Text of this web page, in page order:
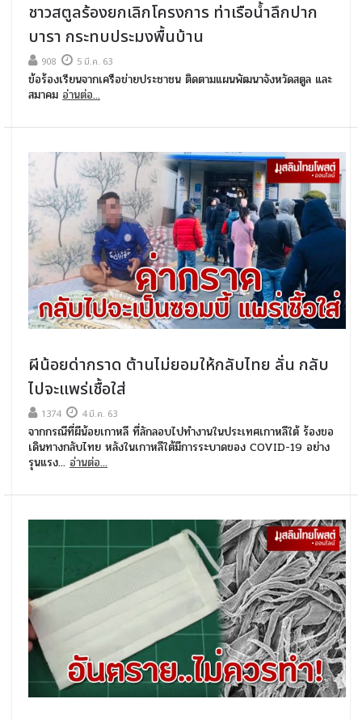
ชาวสตูลร้องยกเลิกโครงการ ท่าเรือน้ำลึกปาก
บารา กระทบประมงพื้นบ้าน
908 5 มี.ค. 63
ข้อร้องเรียนจากเครือข่ายประชาชน ติดตามแผนพัฒนาจังหวัดสตูล และ
สมาคม อ่านต่อ...
ผีน้อยด่ากราด ต้านไม่ยอมให้กลับไทย ลั่น กลับ
ไปจะแพร่เชื้อใส่
1374 4 มี.ค. 63
จากกรณีที่ผีน้อยเกาหลี ที่ลักลอบไปทำงานในประเทศเกาหลีใต้ ร้องขอ
เดินทางกลับไทย หลังในเกาหลีใต้มีการระบาดของ COVID-19 อย่าง
รุนแรง... อ่านต่อ...